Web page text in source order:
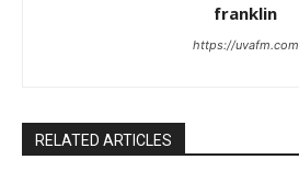
franklin
https://uvafm.com
RELATED ARTICLES